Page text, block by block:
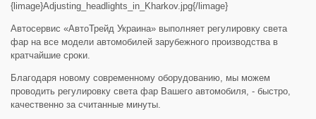
{limage}Adjusting_headlights_in_Kharkov.jpg{/limage}
Автосервис «АвтоТрейд Украина» выполняет регулировку света
фар на все модели автомобилей зарубежного производства в
кратчайшие сроки.
Благодаря новому современному оборудованию, мы можем
проводить регулировку света фар Вашего автомобиля, - быстро,
качественно за считанные минуты.